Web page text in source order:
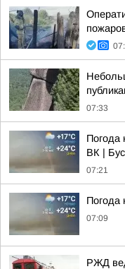
07:33
Погода
ВК |
07:21
Погода
07:09
РЖД